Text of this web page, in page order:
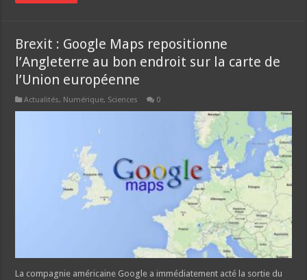
Brexit : Google Maps repositionne
l’Angleterre au bon endroit sur la carte de
l’Union européenne
Actualités, Numérique, Sciences 0
La compagnie américaine Google a immédiatement acté la sortie du